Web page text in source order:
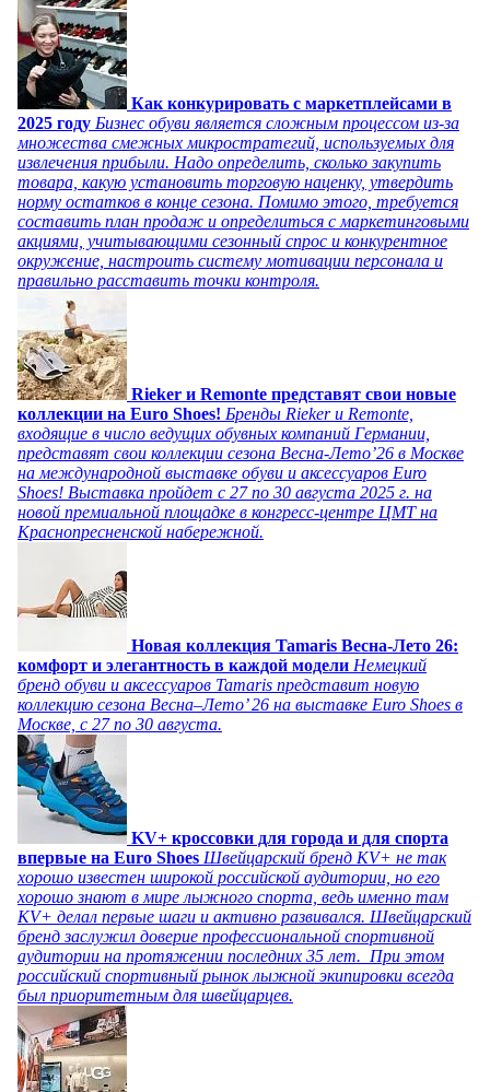
Как конкурировать с маркетплейсами в
2025 году Бизнес обуви является сложным процессом из-за
множества смежных микростратегий, используемых для
извлечения прибыли. Надо определить, сколько закупить
товара, какую установить торговую наценку, утвердить
норму остатков в конце сезона. Помимо этого, требуется
составить план продаж и определиться с маркетинговыми
акциями, учитывающими сезонный спрос и конкурентное
окружение, настроить систему мотивации персонала и
правильно расставить точки контроля.
Rieker и Remonte представят свои новые
коллекции на Euro Shoes! Бренды Rieker и Remonte,
входящие в число ведущих обувных компаний Германии,
представят свои коллекции сезона Весна-Лето’26 в Москве
на международной выставке обуви и аксессуаров Euro
Shoes! Выставка пройдет c 27 по 30 августа 2025 г. на
новой премиальной площадке в конгресс-центре ЦМТ на
Краснопресненской набережной.
Новая коллекция Tamaris Весна-Лето 26:
комфорт и элегантность в каждой модели Немецкий
бренд обуви и аксессуаров Tamaris представит новую
коллекцию сезона Весна–Лето’ 26 на выставке Euro Shoes в
Москве, с 27 по 30 августа.
KV+ кроссовки для города и для спорта
впервые на Euro Shoes Швейцарский бренд KV+ не так
хорошо известен широкой российской аудитории, но его
хорошо знают в мире лыжного спорта, ведь именно там
KV+ делал первые шаги и активно развивался. Швейцарский
бренд заслужил доверие профессиональной спортивной
аудитории на протяжении последних 35 лет. При этом
российский спортивный рынок лыжной экипировки всегда
был приоритетным для швейцарцев.